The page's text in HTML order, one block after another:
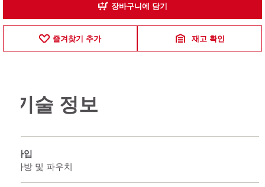
장바구니에 담기
즐겨찾기 추가 재고 확인
기술 정보
타입
가방 및 파우치